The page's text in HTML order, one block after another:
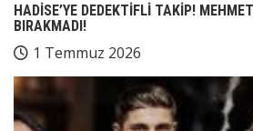
HADİSE’YE DEDEKTİFLİ TAKİP!
BIRAKMADI!
1 Temmuz 2026